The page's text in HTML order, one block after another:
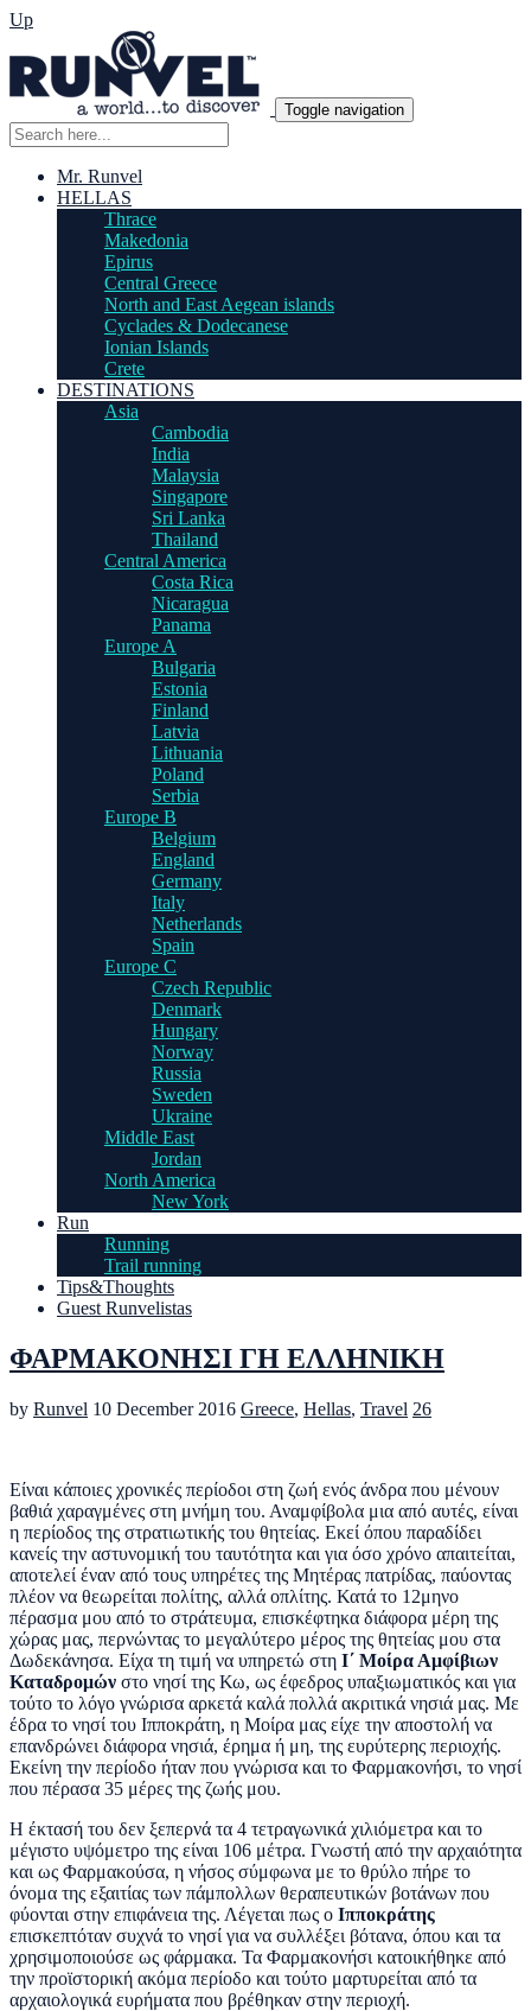
Up
Toggle navigation
Mr. Runvel
HELLAS
Thrace
Makedonia
Epirus
Central Greece
North and East Aegean islands
Cyclades & Dodecanese
Ionian Islands
Crete
DESTINATIONS
Asia
Cambodia
India
Malaysia
Singapore
Sri Lanka
Thailand
Central America
Costa Rica
Nicaragua
Panama
Europe A
Bulgaria
Estonia
Finland
Latvia
Lithuania
Poland
Serbia
Europe B
Belgium
England
Germany
Italy
Netherlands
Spain
Europe C
Czech Republic
Denmark
Hungary
Norway
Russia
Sweden
Ukraine
Middle East
Jordan
North America
New York
Run
Running
Trail running
Tips&Thoughts
Guest Runvelistas
ΦΑΡΜΑΚΟΝΗΣΙ ΓΗ ΕΛΛΗΝΙΚΗ
by Runvel 10 December 2016 Greece, Hellas, Travel 26
Είναι κάποιες χρονικές περίοδοι στη ζωή ενός άνδρα που μένουν
βαθιά χαραγμένες στη μνήμη του. Αναμφίβολα μια από αυτές, είναι
η περίοδος της στρατιωτικής του θητείας. Εκεί όπου παραδίδει
κανείς την αστυνομική του ταυτότητα και για όσο χρόνο απαιτείται,
αποτελεί έναν από τους υπηρέτες της Μητέρας πατρίδας, παύοντας
πλέον να θεωρείται πολίτης, αλλά οπλίτης. Κατά το 12μηνο
πέρασμα μου από το στράτευμα, επισκέφτηκα διάφορα μέρη της
χώρας μας, περνώντας το μεγαλύτερο μέρος της θητείας μου στα
Δωδεκάνησα. Είχα τη τιμή να υπηρετώ στη Ι΄ Μοίρα Αμφίβιων
Καταδρομών στο νησί της Κω, ως έφεδρος υπαξιωματικός και για
τούτο το λόγο γνώρισα αρκετά καλά πολλά ακριτικά νησιά μας. Με
έδρα το νησί του Ιπποκράτη, η Μοίρα μας είχε την αποστολή να
επανδρώνει διάφορα νησιά, έρημα ή μη, της ευρύτερης περιοχής.
Εκείνη την περίοδο ήταν που γνώρισα και το Φαρμακονήσι, το νησί
που πέρασα 35 μέρες της ζωής μου.
Η έκτασή του δεν ξεπερνά τα 4 τετραγωνικά χιλιόμετρα και το
μέγιστο υψόμετρο της είναι 106 μέτρα. Γνωστή από την αρχαιότητα
και ως Φαρμακούσα, η νήσος σύμφωνα με το θρύλο πήρε το
όνομα της εξαιτίας των πάμπολλων θεραπευτικών βοτάνων που
φύονται στην επιφάνεια της. Λέγεται πως ο Ιπποκράτης
επισκεπτόταν συχνά το νησί για να συλλέξει βότανα, όπου και τα
χρησιμοποιούσε ως φάρμακα. Τα Φαρμακονήσι κατοικήθηκε από
την προϊστορική ακόμα περίοδο και τούτο μαρτυρείται από τα
αρχαιολογικά ευρήματα που βρέθηκαν στην περιοχή.